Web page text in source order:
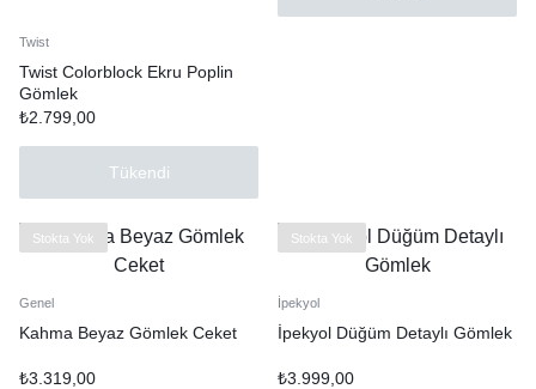
Twist
Twist Colorblock Ekru Poplin
Gömlek
₺2.799,00
Tükendi
Stokta Yok
Genel
Kahma Beyaz Gömlek Ceket
₺3.319,00
Stokta Yok
İpekyol
İpekyol Düğüm Detaylı Gömlek
₺3.999,00